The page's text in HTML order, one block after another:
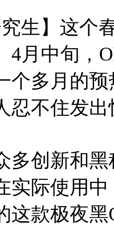
究生】这
4月中旬，
个多月的
忍不住发
多创新和
实际使用
这款极夜黑